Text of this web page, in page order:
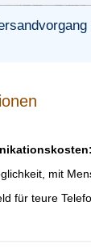
mit
für teure